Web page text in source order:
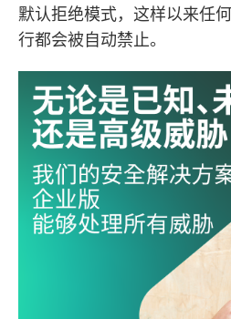
默认拒绝模式，这样以来任
行都会被自动禁止。